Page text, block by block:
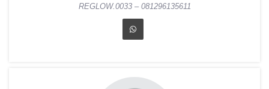
REGLOW.0033 – 081296135611